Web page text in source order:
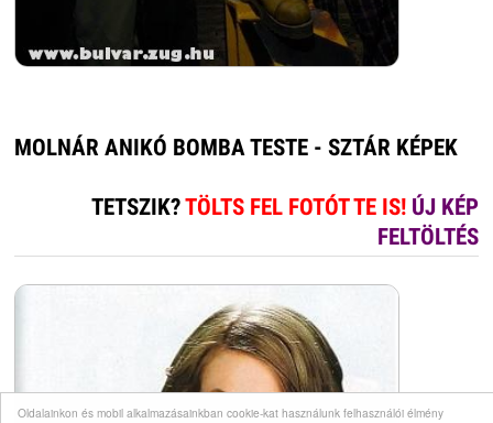
Oldalainkon és mobil alkalmazásainkban cookie-kat használunk felhasználói élmény
MOLNÁR ANIKÓ BOMBA TESTE - SZTÁR KÉPEK
TETSZIK?TÖLTS FEL FOTÓT TE IS! ÚJ KÉP
FELTÖLTÉS